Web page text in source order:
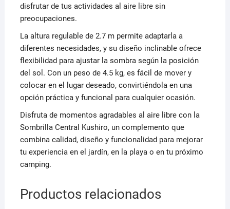
disfrutar de tus actividades al aire libre sin
preocupaciones.
La altura regulable de 2.7 m permite adaptarla a
diferentes necesidades, y su diseño inclinable ofrece
flexibilidad para ajustar la sombra según la posición
del sol. Con un peso de 4.5 kg, es fácil de mover y
colocar en el lugar deseado, convirtiéndola en una
opción práctica y funcional para cualquier ocasión.
Disfruta de momentos agradables al aire libre con la
Sombrilla Central Kushiro, un complemento que
combina calidad, diseño y funcionalidad para mejorar
tu experiencia en el jardín, en la playa o en tu próximo
camping.
Productos relacionados